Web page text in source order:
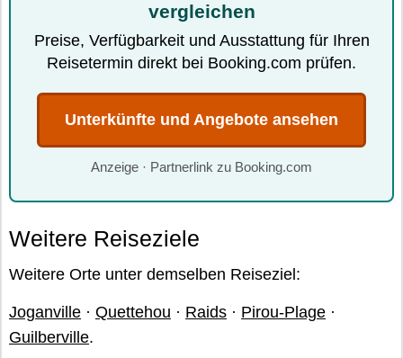
vergleichen
Preise, Verfügbarkeit und Ausstattung für Ihren
Reisetermin direkt bei Booking.com prüfen.
Unterkünfte und Angebote ansehen
Anzeige · Partnerlink zu Booking.com
Weitere Reiseziele
Weitere Orte unter demselben Reiseziel:
Joganville · Quettehou · Raids · Pirou-Plage ·
Guilberville.